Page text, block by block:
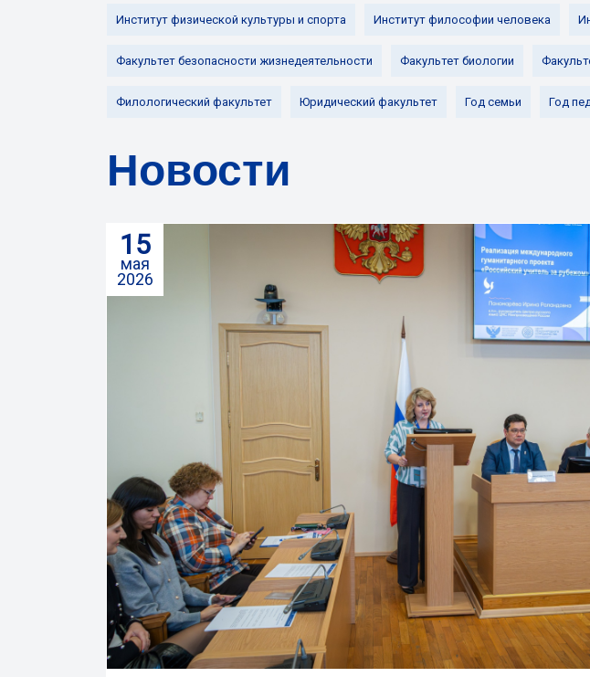
Институт физической культуры и спорта Институт философии человека
Факультет безопасности жизнедеятельности Факультет биологии
Филологический факультет Юридический факультет Год семьи Год
Новости
15
мая
2026